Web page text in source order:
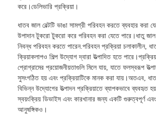
করে।ডেলিভারি প্রক্রিয়া।
ধাতব জাল বেল্টটি ভাঙা সামগ্রী পরিবহন করতে ব্যবহার করা
উপাদান টুকরো টুকরো করে পরিবহন করা যেতে পারে।ধাতু জাল
নিবন্ধ পরিবহন করতে পারেন.পরিবহন প্রক্রিয়া চলাকালীন,
ক্রিয়াকলাপও শিল্প উদ্যোগ দ্বারা উত্পাদিত হতে
প্রোগ্রামের প্রয়োজনীয়তাগুলি মিলে যায়, যাতে ফলস্বরূপ
সুসংগঠিত হয় এবং প্রক্রিয়াটিকে মানক করা যায়।অতএব,
বিভিন্ন উদ্যোগের উত্পাদন প্রক্রিয়াতে ব্যাপকভাবে ব্যবহৃত
স্বয়ংক্রিয় ডিভাইস এবং কারখানার জন্য একটি গুরুত্বপূর্ণ
আনুষঙ্গিকও।